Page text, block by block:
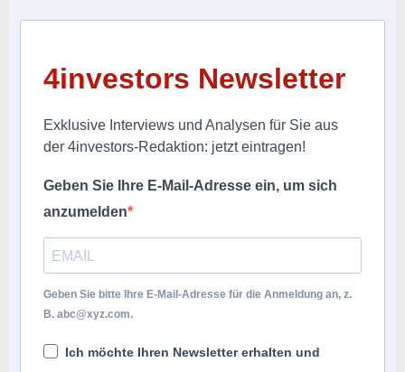
4investors Newsletter
Exklusive Interviews und Analysen für Sie aus
der 4investors-Redaktion: jetzt eintragen!
Geben Sie Ihre E-Mail-Adresse ein, um sich
anzumelden
Geben Sie bitte Ihre E-Mail-Adresse für die Anmeldung an, z.
B. abc@xyz.com.
Ich möchte Ihren Newsletter erhalten und